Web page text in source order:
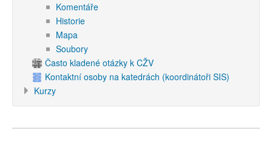
Komentáře
Historie
Mapa
Soubory
Často kladené otázky k CŽV
Kontaktní osoby na katedrách (koordinátoři SIS)
Kurzy